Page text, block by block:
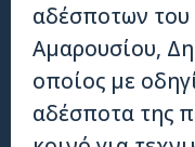
αδέσποτων
Αμαρουσίου,
οποίος με
αδέσποτα της